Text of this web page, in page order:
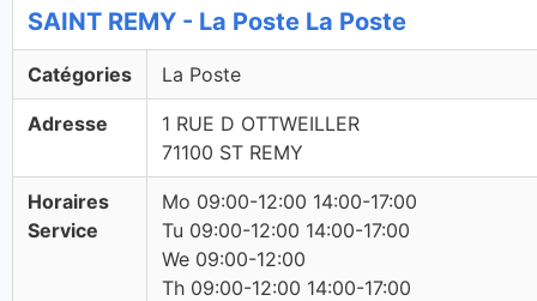
SAINT REMY - La Poste La Poste
Catégories La Poste
Adresse
1 RUE D OTTWEILLER
71100 ST REMY
Horaires
Service
Mo 09:00-12:00 14:00-17:00
Tu 09:00-12:00 14:00-17:00
We 09:00-12:00
Th 09:00-12:00 14:00-17:00